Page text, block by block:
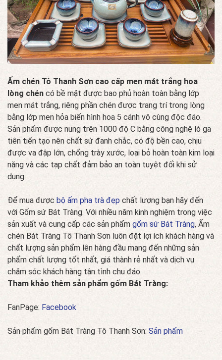
Ấm chén Tô Thanh Sơn cao cấp men mát trắng hoa
lòng chén có bề mặt được bao phủ hoàn toàn bằng lớp
men mát trắng, riêng phần chén được trang trí trong lòng
bằng lớp men hỏa biến hình hoa 5 cánh vô cùng độc đáo.
Sản phẩm được nung trên 1000 độ C bằng công nghệ lò ga
tiên tiến tạo nên chất sứ đanh chắc, có độ bền cao, chịu
được va đập lớn, chống trày xước, loại bỏ hoàn toàn kim loại
nặng và các tạp chất đảm bảo an toàn tuyệt đối khi sử
dụng.
Để mua được bộ ấm pha trà đẹp chất lượng bạn hãy đến
với Gốm sứ Bát Tràng. Với nhiều năm kinh nghiệm trong việc
sản xuất và cung cấp các sản phẩm gốm sứ Bát Tràng, Ấm
chén Bát Tràng Tô Thanh Sơn luôn đặt lợi ích khách hàng và
chất lượng sản phẩm lên hàng đầu mang đến những sản
phẩm chất lượng tốt nhất, giá thành rẻ nhất và dịch vụ
chăm sóc khách hàng tận tình chu đáo.
Tham khảo thêm sản phẩm gốm Bát Tràng:
FanPage: Facebook
Sản phẩm gốm Bát Tràng Tô Thanh Sơn: Sản phẩm